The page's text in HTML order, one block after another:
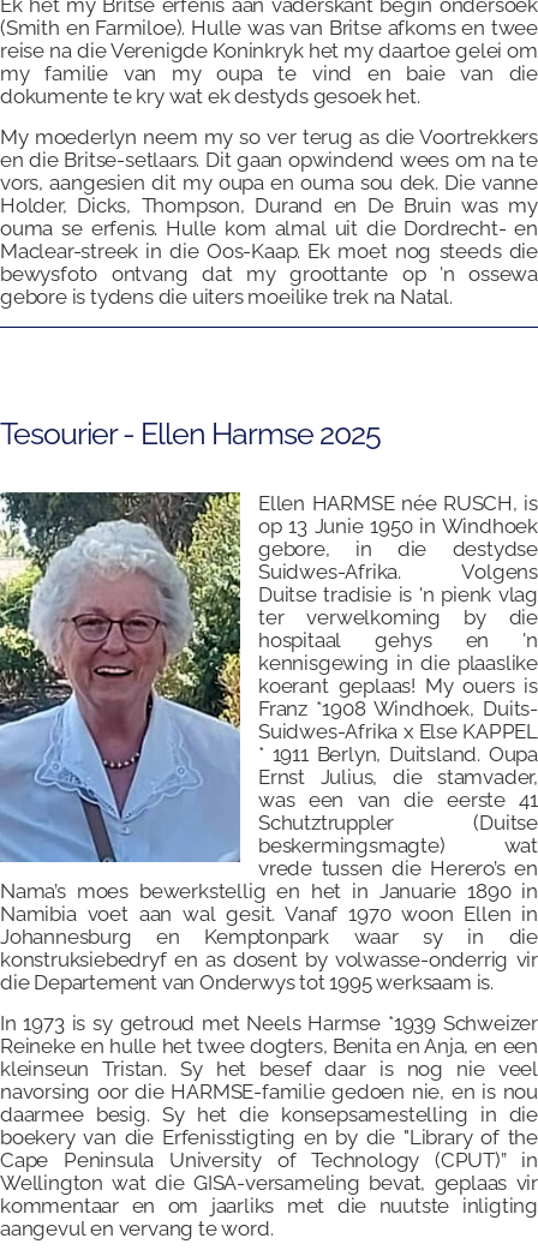
Ek het my Britse erfenis aan vaderskant begin ondersoek
(Smith en Farmiloe). Hulle was van Britse afkoms en twee
reise na die Verenigde Koninkryk het my daartoe gelei om
my familie van my oupa te vind en baie van die
dokumente te kry wat ek destyds gesoek het.
My moederlyn neem my so ver terug as die Voortrekkers
en die Britse-setlaars. Dit gaan opwindend wees om na te
vors, aangesien dit my oupa en ouma sou dek. Die vanne
Holder, Dicks, Thompson, Durand en De Bruin was my
ouma se erfenis. Hulle kom almal uit die Dordrecht- en
Maclear-streek in die Oos-Kaap. Ek moet nog steeds die
bewysfoto ontvang dat my groottante op 'n ossewa
gebore is tydens die uiters moeilike trek na Natal.
Tesourier - Ellen Harmse 2025
Ellen HARMSE née RUSCH, is
op 13 Junie 1950 in Windhoek
gebore, in die destydse
Suidwes-Afrika. Volgens
Duitse tradisie is 'n pienk vlag
ter verwelkoming by die
hospitaal gehys en 'n
kennisgewing in die plaaslike
koerant geplaas! My ouers is
Franz *1908 Windhoek, Duits-
Suidwes-Afrika x Else KAPPEL
* 1911 Berlyn, Duitsland. Oupa
Ernst Julius, die stamvader,
was een van die eerste 41
Schutztruppler (Duitse
beskermingsmagte) wat
vrede tussen die Herero’s en
Nama’s moes bewerkstellig en het in Januarie 1890 in
Namibia voet aan wal gesit. Vanaf 1970 woon Ellen in
Johannesburg en Kemptonpark waar sy in die
konstruksiebedryf en as dosent by volwasse-onderrig vir
die Departement van Onderwys tot 1995 werksaam is.
In 1973 is sy getroud met Neels Harmse *1939 Schweizer
Reineke en hulle het twee dogters, Benita en Anja, en een
kleinseun Tristan. Sy het besef daar is nog nie veel
navorsing oor die HARMSE-familie gedoen nie, en is nou
daarmee besig. Sy het die konsepsamestelling in die
boekery van die Erfenisstigting en by die "Library of the
Cape Peninsula University of Technology (CPUT)” in
Wellington wat die GISA-versameling bevat, geplaas vir
kommentaar en om jaarliks met die nuutste inligting
aangevul en vervang te word.